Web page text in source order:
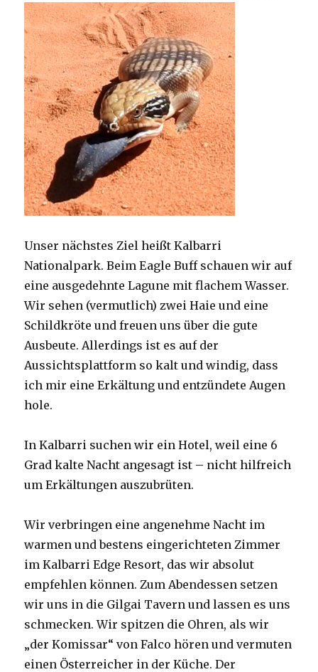
Unser nächstes Ziel heißt Kalbarri
Nationalpark. Beim Eagle Buff schauen wir auf
eine ausgedehnte Lagune mit flachem Wasser.
Wir sehen (vermutlich) zwei Haie und eine
Schildkröte und freuen uns über die gute
Ausbeute. Allerdings ist es auf der
Aussichtsplattform so kalt und windig, dass
ich mir eine Erkältung und entzündete Augen
hole.
In Kalbarri suchen wir ein Hotel, weil eine 6
Grad kalte Nacht angesagt ist – nicht hilfreich
um Erkältungen auszubrüten.
Wir verbringen eine angenehme Nacht im
warmen und bestens eingerichteten Zimmer
im Kalbarri Edge Resort, das wir absolut
empfehlen können. Zum Abendessen setzen
wir uns in die Gilgai Tavern und lassen es uns
schmecken. Wir spitzen die Ohren, als wir
„der Komissar“ von Falco hören und vermuten
einen Österreicher in der Küche. Der